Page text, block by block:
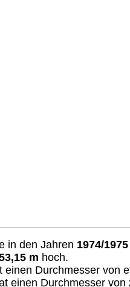
in den Jahren 1974/1975
m hoch.
einen Durchmesser von
einen Durchmesser von